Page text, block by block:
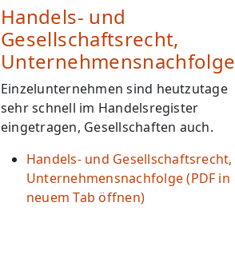
Handels- und
Gesellschaftsrecht,
Unternehmensnachfolge
Einzelunternehmen sind heutzutage
sehr schnell im Handelsregister
eingetragen, Gesellschaften auch.
Handels- und Gesellschaftsrecht,
Unternehmensnachfolge (PDF in
neuem Tab öffnen)